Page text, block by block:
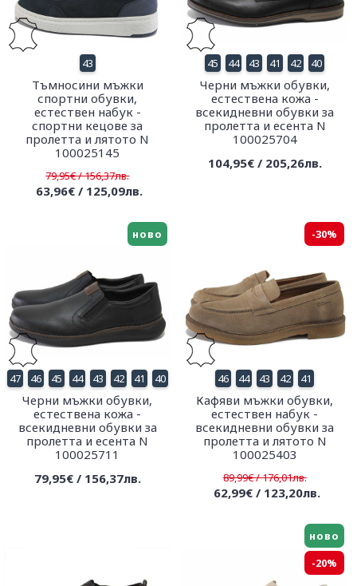
43
Тъмносини мъжки
спортни обувки,
естествен набук -
спортни кецове за
пролетта и лятото N
100025145
79,95€ / 156,37лв.
63,96€ / 125,09лв.
45 44 43 41 42 40
Черни мъжки обувки,
естествена кожа -
всекидневни обувки за
пролетта и есента N
100025704
104,95€ / 205,26лв.
ново
47 46 45 44 43 42 41 40
Черни мъжки обувки,
естествена кожа -
всекидневни обувки за
пролетта и есента N
100025711
79,95€ / 156,37лв.
-30%
46 44 43 42 41
Кафяви мъжки обувки,
естествен набук -
всекидневни обувки за
пролетта и лятото N
100025403
89,99€ / 176,01лв.
62,99€ / 123,20лв.
ново
-20%